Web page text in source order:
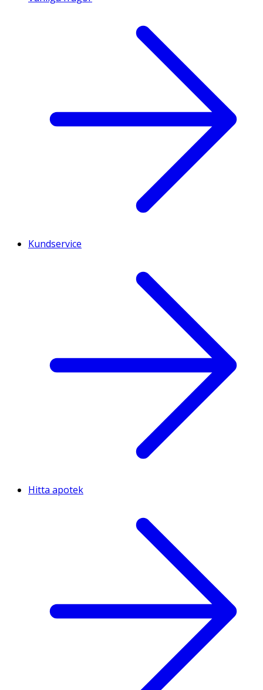
Kundservice
Hitta apotek